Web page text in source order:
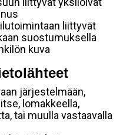
liittyvät
suostumuksella
kuva
järjestelmään,
lomakkeella,
tai muulla vastaavalla